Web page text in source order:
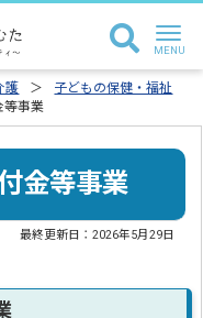
護
子どもの保健・福祉
等事業
金等事業
最終更新日：2026年5月29日